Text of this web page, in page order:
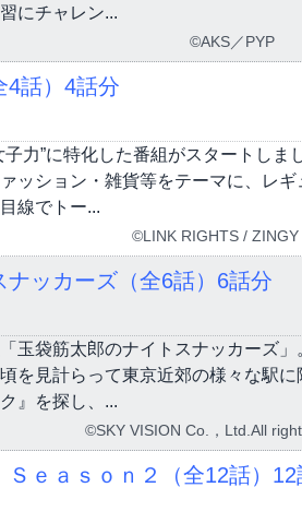
にチャレン...
©AKS／PYP
話） 4話分
子力”に特化した番組がスタートし
ッション・雑貨等をテーマに、レ
線でトー...
©LINK RIGHTS / ZINGY
ッカーズ（全6話） 6話分
玉袋筋太郎のナイトスナッカーズ
を見計らって東京近郊の様々な駅
』を探し、...
©SKY VISION Co.，Ltd.All
ｅａｓｏｎ２（全12話） 12